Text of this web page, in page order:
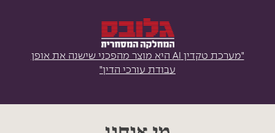
"מערכת טקדין AI היא מוצר מהפכני שישנה את אופן
עבודת עורכי הדין"